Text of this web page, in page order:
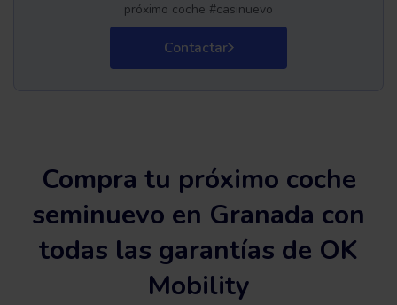
próximo coche #casinuevo
Contactar
Compra tu próximo coche
seminuevo en Granada con
todas las garantías de OK
Mobility